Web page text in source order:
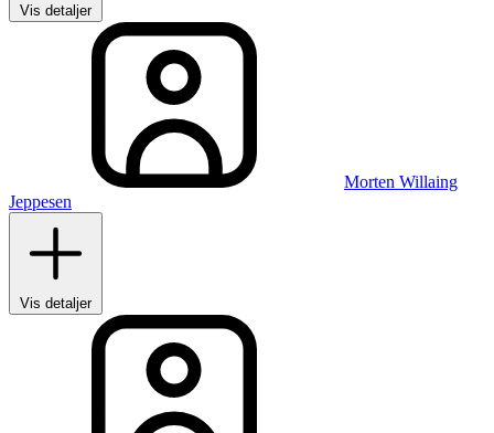
Vis detaljer
Morten Willaing
Jeppesen
Vis detaljer